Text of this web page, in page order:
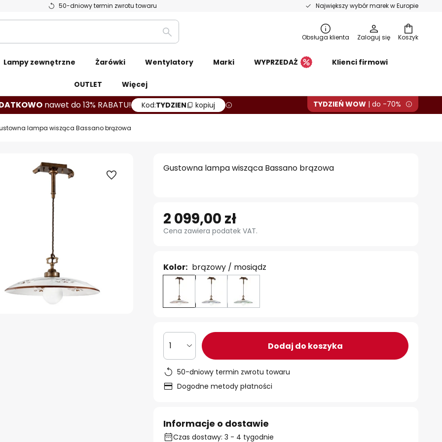
50-dniowy termin zwrotu towaru Największy wybór marek w Europie
Koszyk
Szukaj
Obsługa klienta Zaloguj się
Lampy zewnętrzne Żarówki Wentylatory Marki WYPRZEDAŻ Klienci firmowi
OUTLET Więcej
nawet do 13% RABATU! Kod:TYDZIEN kopiuj TYDZIEŃ WOW | do -70%
lampa wisząca Bassano brązowa
Gustowna lampa wisząca Bassano brązowa
2 099,00 zł
Cena zawiera podatek VAT.
Kolor: brązowy / mosiądz
1 Dodaj do koszyka
50-dniowy termin zwrotu towaru
Dogodne metody płatności
Informacje o dostawie
Czas dostawy: 3 - 4 tygodnie